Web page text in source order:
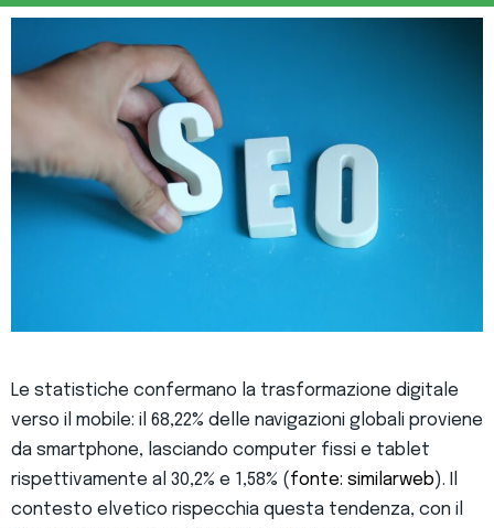
Le statistiche confermano la trasformazione digitale
verso il mobile: il 68,22% delle navigazioni globali proviene
da smartphone, lasciando computer fissi e tablet
rispettivamente al 30,2% e 1,58% (fonte: similarweb). Il
contesto elvetico rispecchia questa tendenza, con il